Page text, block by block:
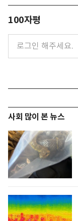
100자평
사회 많이 본 뉴스